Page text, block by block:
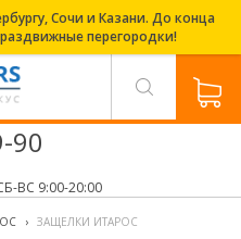
Сочи и Казани. До конца
перегородки!
90
ВС 9:00-20:00
› ЗАЩЕЛКИ ИТАРОС